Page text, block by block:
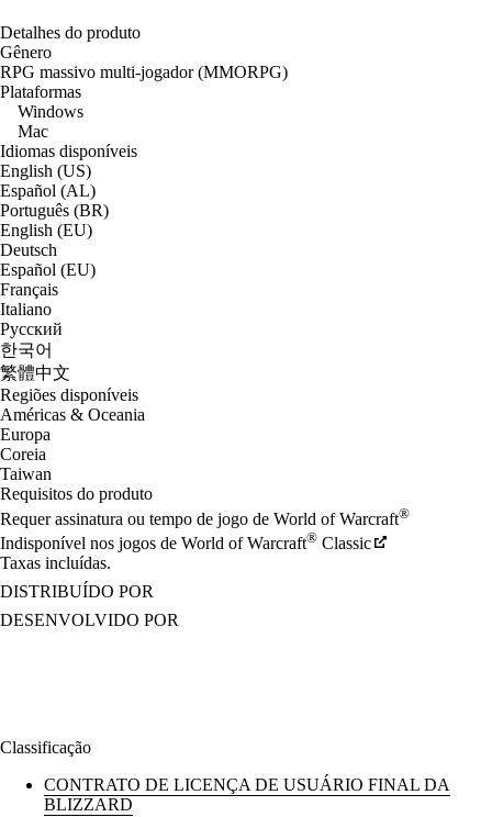
Detalhes do produto
Gênero
RPG massivo multi-jogador (MMORPG)
Plataformas
Windows
Mac
Idiomas disponíveis
English (US)
Español (AL)
Português (BR)
English (EU)
Deutsch
Español (EU)
Français
Italiano
Русский
한국어
繁體中文
Regiões disponíveis
Américas & Oceania
Europa
Coreia
Taiwan
Requisitos do produto
Requer assinatura ou tempo de jogo de World of Warcraft®
Indisponível nos jogos de World of Warcraft® Classic
Taxas incluídas.
DISTRIBUÍDO POR
DESENVOLVIDO POR
Classificação
CONTRATO DE LICENÇA DE USUÁRIO FINAL DA
BLIZZARD